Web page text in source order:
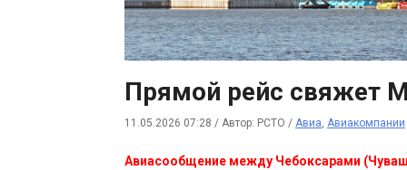
Прямой рейс свяжет
11.05.2026 07:28 / Автор: РСТО / Авиа, Авиакомпании
Авиасообщение между Чебоксарами